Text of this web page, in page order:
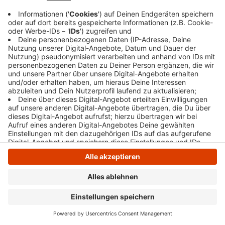
Anzeige
Anzeige
Anzeige